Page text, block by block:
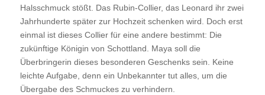
Halsschmuck stößt. Das Rubin-Collier, das Leonard ihr zwei
Jahrhunderte später zur Hochzeit schenken wird. Doch erst
einmal ist dieses Collier für eine andere bestimmt: Die
zukünftige Königin von Schottland. Maya soll die
Überbringerin dieses besonderen Geschenks sein. Keine
leichte Aufgabe, denn ein Unbekannter tut alles, um die
Übergabe des Schmuckes zu verhindern.